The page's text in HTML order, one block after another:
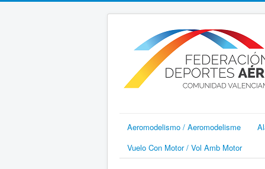
Aeromodelismo / Aeromodelisme
Vuelo Con Motor / Vol Amb Motor